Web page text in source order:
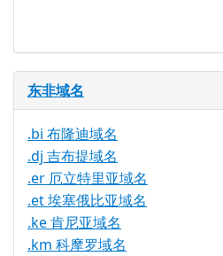
东非域名
.bi 布隆迪域名
.dj 吉布提域名
.er 厄立特里亚域名
.et 埃塞俄比亚域名
.ke 肯尼亚域名
.km 科摩罗域名